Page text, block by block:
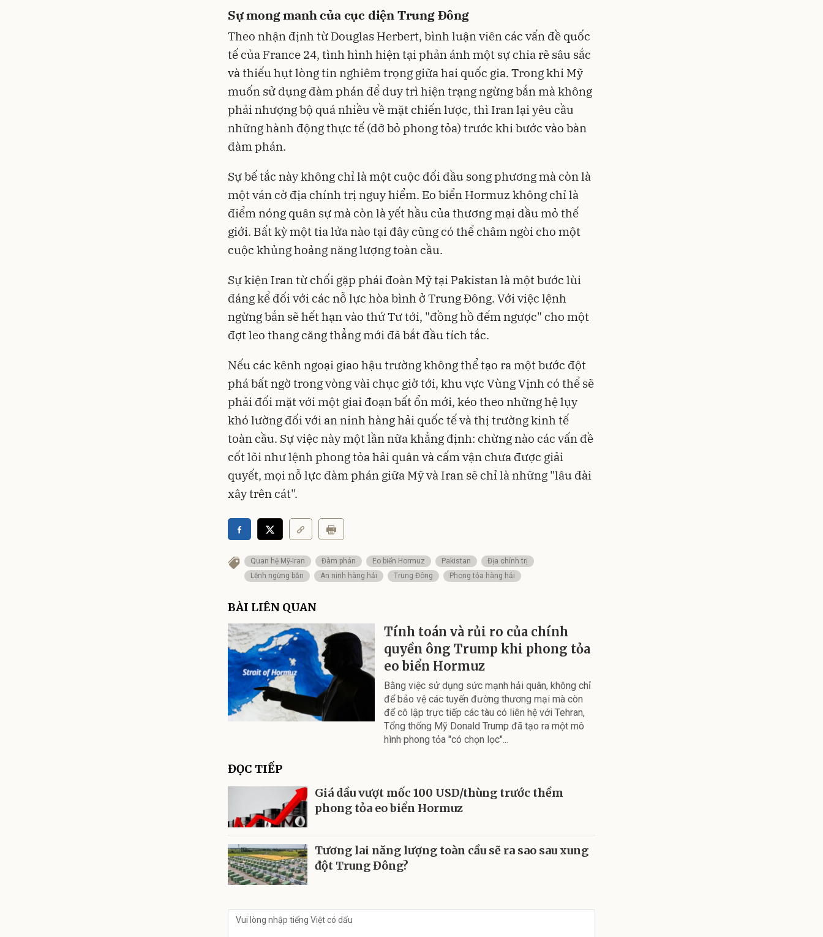
Sự mong manh của cục diện Trung Đông
Theo nhận định từ Douglas Herbert, bình luận viên các vấn đề quốc
tế của France 24, tình hình hiện tại phản ánh một sự chia rẽ sâu sắc
và thiếu hụt lòng tin nghiêm trọng giữa hai quốc gia. Trong khi Mỹ
muốn sử dụng đàm phán để duy trì hiện trạng ngừng bắn mà không
phải nhượng bộ quá nhiều về mặt chiến lược, thì Iran lại yêu cầu
những hành động thực tế (dỡ bỏ phong tỏa) trước khi bước vào bàn
đàm phán.
Sự bế tắc này không chỉ là một cuộc đối đầu song phương mà còn là
một ván cờ địa chính trị nguy hiểm. Eo biển Hormuz không chỉ là
điểm nóng quân sự mà còn là yết hầu của thương mại dầu mỏ thế
giới. Bất kỳ một tia lửa nào tại đây cũng có thể châm ngòi cho một
cuộc khủng hoảng năng lượng toàn cầu.
Sự kiện Iran từ chối gặp phái đoàn Mỹ tại Pakistan là một bước lùi
đáng kể đối với các nỗ lực hòa bình ở Trung Đông. Với việc lệnh
ngừng bắn sẽ hết hạn vào thứ Tư tới, "đồng hồ đếm ngược" cho một
đợt leo thang căng thẳng mới đã bắt đầu tích tắc.
Nếu các kênh ngoại giao hậu trường không thể tạo ra một bước đột
phá bất ngờ trong vòng vài chục giờ tới, khu vực Vùng Vịnh có thể sẽ
phải đối mặt với một giai đoạn bất ổn mới, kéo theo những hệ lụy
khó lường đối với an ninh hàng hải quốc tế và thị trường kinh tế
toàn cầu. Sự việc này một lần nữa khẳng định: chừng nào các vấn đề
cốt lõi như lệnh phong tỏa hải quân và cấm vận chưa được giải
quyết, mọi nỗ lực đàm phán giữa Mỹ và Iran sẽ chỉ là những "lâu đài
xây trên cát".
Quan hệ Mỹ-Iran Đàm phán Eo biển Hormuz Pakistan
Địa chính trị
Lệnh ngừng bắn
An ninh hàng hải Trung Đông Phong tỏa hàng hải
BÀI LIÊN QUAN
Tính toán và rủi ro của chính
quyền ông Trump khi phong tỏa
eo biển Hormuz
Bằng việc sử dụng sức mạnh hải quân, không chỉ
để bảo vệ các tuyến đường thương mại mà còn
để cô lập trực tiếp các tàu có liên hệ với Tehran,
Tổng thống Mỹ Donald Trump đã tạo ra một mô
hình phong tỏa "có chọn lọc"...
ĐỌC TIẾP
Giá dầu vượt mốc 100 USD/thùng trước thềm
phong tỏa eo biển Hormuz
Tương lai năng lượng toàn cầu sẽ ra sao sau xung
đột Trung Đông?